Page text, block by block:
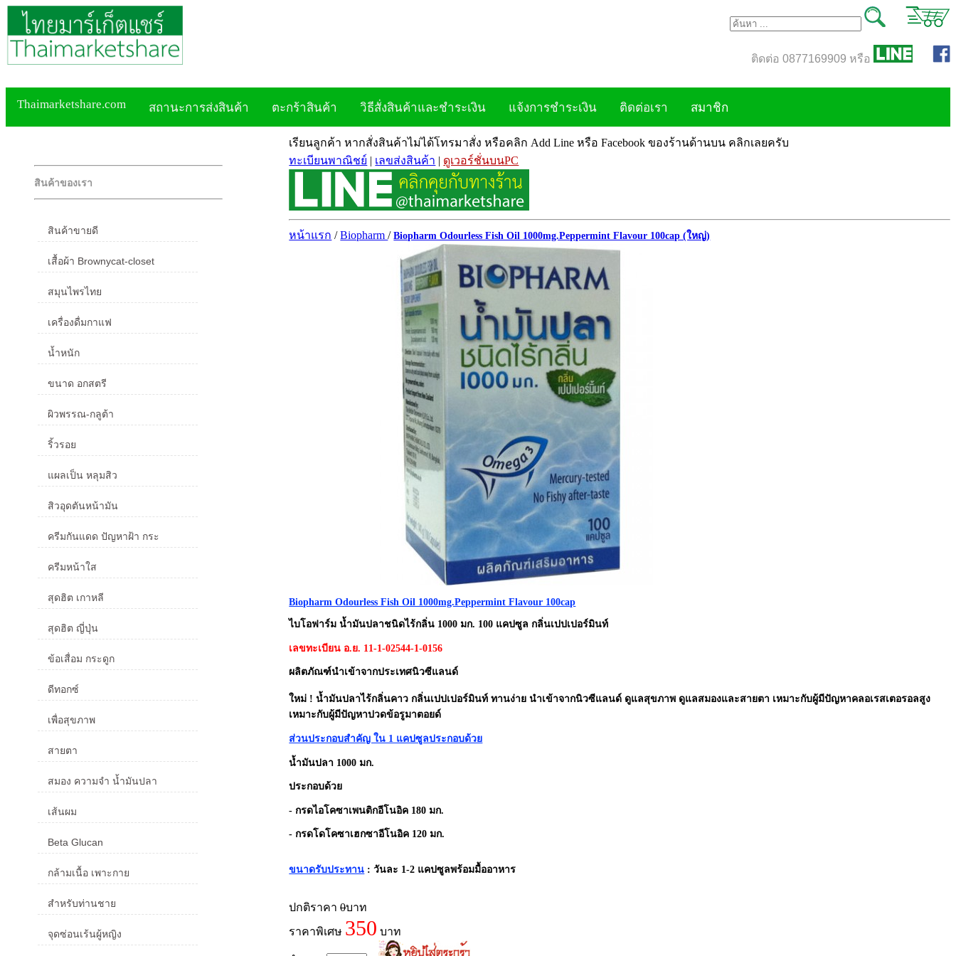
ติดต่อ 0877169909 หรือ
Thaimarketshare.com สถานะการส่งสินค้า ตะกร้าสินค้า วิธีสั่งสินค้าและชำระเงิน แจ้งการชำระเงิน ติดต่อเรา สมาชิก
สินค้าของเรา
สินค้าขายดี
เสื้อผ้า Brownycat-closet
สมุนไพรไทย
เครื่องดื่มกาแฟ
น้ำหนัก
ขนาด อกสตรี
ผิวพรรณ-กลูต้า
ริ้วรอย
แผลเป็น หลุมสิว
สิวอุดตันหน้ามัน
ครีมกันแดด ปัญหาฝ้า กระ
ครีมหน้าใส
สุดฮิต เกาหลี
สุดฮิต ญี่ปุ่น
ข้อเสื่อม กระดูก
ดีทอกซ์
เพื่อสุขภาพ
สายตา
สมอง ความจำ น้ำมันปลา
เส้นผม
Beta Glucan
กล้ามเนื้อ เพาะกาย
สำหรับท่านชาย
จุดซ่อนเร้นผู้หญิง
เรียนลูกค้า หากสั่งสินค้าไม่ได้โทรมาสั่ง หรือคลิก Add Line หรือ Facebook ของร้านด้านบน คลิกเลยครับ
ทะเบียนพาณิชย์ | เลขส่งสินค้า | ดูเวอร์ชั่นบนPC
หน้าแรก /Biopharm/Biopharm Odourless Fish Oil 1000mg.Peppermint Flavour 100cap (ใหญ่)
Biopharm Odourless Fish Oil 1000mg.Peppermint Flavour 100cap
ไบโอฟาร์ม น้ำมันปลาชนิดไร้กลิ่น 1000 มก. 100 แคปซูล กลิ่นเปปเปอร์มินท์
เลขทะเบียน อ.ย. 11-1-02544-1-0156
ผลิตภัณฑ์นำเข้าจากประเทศนิวซีแลนด์
ใหม่ ! น้ำมันปลาไร้กลิ่นคาว กลิ่นเปปเปอร์มินท์ ทานง่าย นำเข้าจากนิวซีแลนด์ ดูแลสุขภาพ ดูแลสมองและสายตา เหมาะกับผู้มีปัญหาคลอเรสเตอรอลสูง
เหมาะกับผู้มีปัญหาปวดข้อรูมาตอยด์
ส่วนประกอบสำคัญ ใน 1 แคปซูลประกอบด้วย
น้ำมันปลา 1000 มก.
ประกอบด้วย
- กรดไอโคซาเพนติกอีโนอิค 180 มก.
- กรดโดโคซาเฮกซาอีโนอิค 120 มก.
ขนาดรับประทาน : วันละ 1-2 แคปซูลพร้อมมื้ออาหาร
ปกติราคา0บาท
ราคาพิเศษ 350 บาท